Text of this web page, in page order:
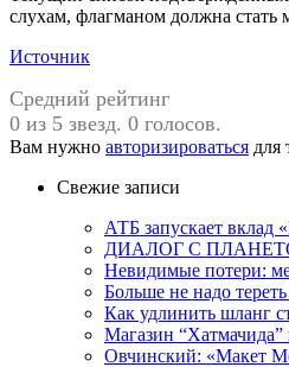
слухам, флагманом должна
Источник
Средний рейтинг
0 из 5 звезд. 0 голосов.
Вам нужно авторизироваться для
Свежие записи
АТБ запускает вклад
ДИАЛОГ С
Невидимые потери:
Больше не надо
Как удлинить шланг
Магазин
Овчинский: «Макет